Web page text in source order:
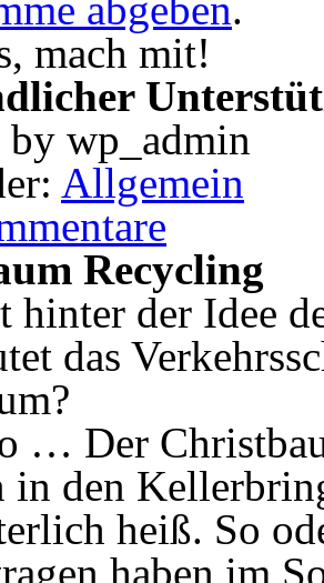
mach mit!
by wp_admin
Allgemein
Recycling
hinter der Idee
das
… Der
den
heiß. So
haben im